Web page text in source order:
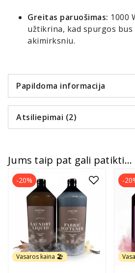
Greitas paruošimas: 1000
užtikrina, kad spurgos
akimirksniu.
Papildoma informacija
Atsiliepimai (2)
Jums taip pat gali patikti...
Vasaros kaina 🏖️
-20% -